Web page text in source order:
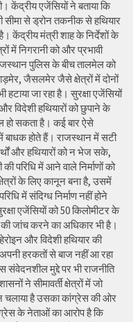
केंद्रीय एजेंसियों ने बताया कि
सीमा से ड्रोन तकनीक से हथियार
केंद्रीय मंत्री शाह के निर्देशों के
में निगरानी को और प्रभावी
पुलिस के बीच तालमेल को
जैसलमेर जैसे क्षेत्रों में दोनों
हटाया जा रहा है। सुरक्षा एजेंसियों
विदेशी हथियारों को छुपाने के
हो सकता है। कई बार ऐसे
बाधक होते हैं। राजस्थान में सटी
और हथियारों को न भेज सके,
परिधि में आने वाले निर्माणों को
क्षेत्रों के लिए कानून बना है, उसमें
में संदिग्ध निर्माण नहीं होने
एजेंसियों को 50 किलोमीटर के
जांच करने का अधिकार भी है।
और विदेशी हथियार की
हरकतों से बाज नहीं आ रहा
मुद्दे पर भी राजनीति
ने सीमावर्ती क्षेत्रों में जो
चलाया है उसका कांग्रेस की ओर
के नेताओं का आरोप है कि